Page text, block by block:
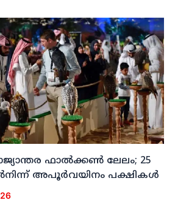
ഫാല്‍ക്കണ്‍ ലേലം; 25
അപൂര്‍വയിനം പക്ഷികള്‍